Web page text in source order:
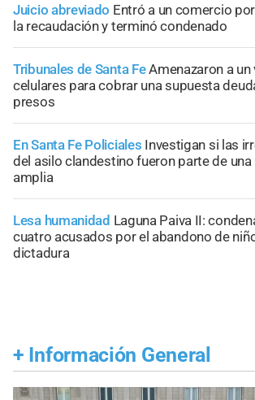
Juicio abreviado Entró a un comercio
la recaudación y terminó condenado
Tribunales de Santa FeAmenazaron a
celulares para cobrar una supuesta
presos
En Santa Fe Policiales Investigan si las
del asilo clandestino fueron parte de
amplia
Lesa humanidad Laguna Paiva II:
cuatro acusados por el abandono de
dictadura
+ Información General